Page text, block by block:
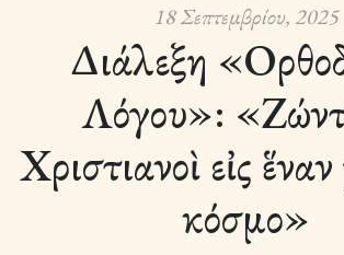
18 Σεπτεμβρίου, 2025
Διάλεξη
Λόγου»:
Χριστιανοὶ εἰς
κόσμο»